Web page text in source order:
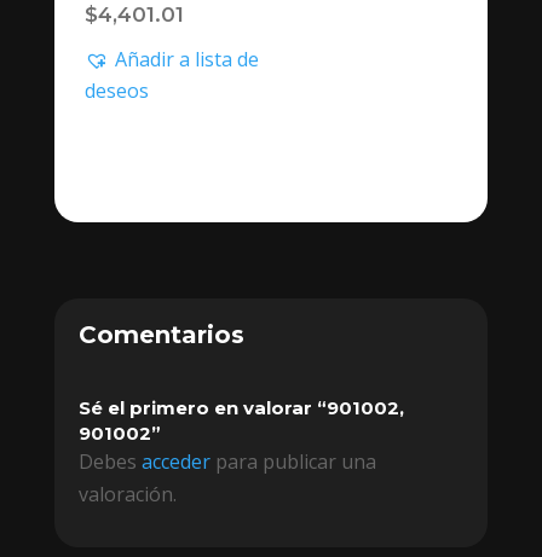
$4,401.01
Añadir a lista de
deseos
Comentarios
Sé el primero en valorar “901002,
901002”
Debes accederpara publicar una
valoración.